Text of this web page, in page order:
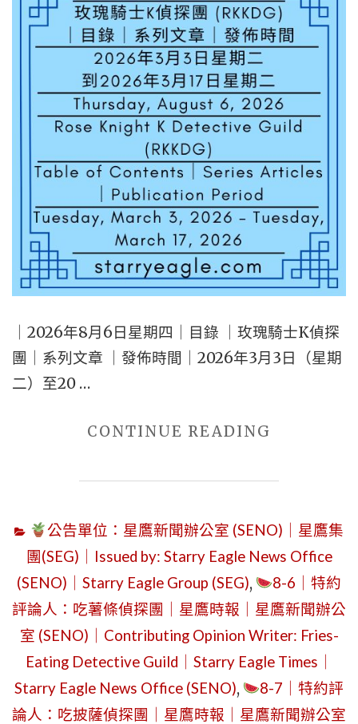
探
團
作
建
新
平
公
告
單
公
室
（SENO）
｜
AUGUST
6,
2026
｜2026年8月6日星期四｜目錄 ｜玫瑰騎士K偵探
團｜系列文章 ｜發佈時間｜2026年3月3日（星期
二）至20 …
CONTINUE READING
8
6
日
星
期
四
｜
目
錄
公告單位：星鷹新聞辦公室 (SENO)｜星鷹集
團(SEG)｜Issued by: Starry Eagle News Office
(SENO)｜Starry Eagle Group (SEG),
8-6｜特約
評論人：吃薯條偵探團｜星鷹時報｜星鷹新聞辦公
室 (SENO)｜Contributing Opinion Writer: Fries-
Eating Detective Guild｜Starry Eagle Times｜
Starry Eagle News Office (SENO),
8-7｜特約評
論人：吃披薩偵探團｜星鷹時報｜星鷹新聞辦公室